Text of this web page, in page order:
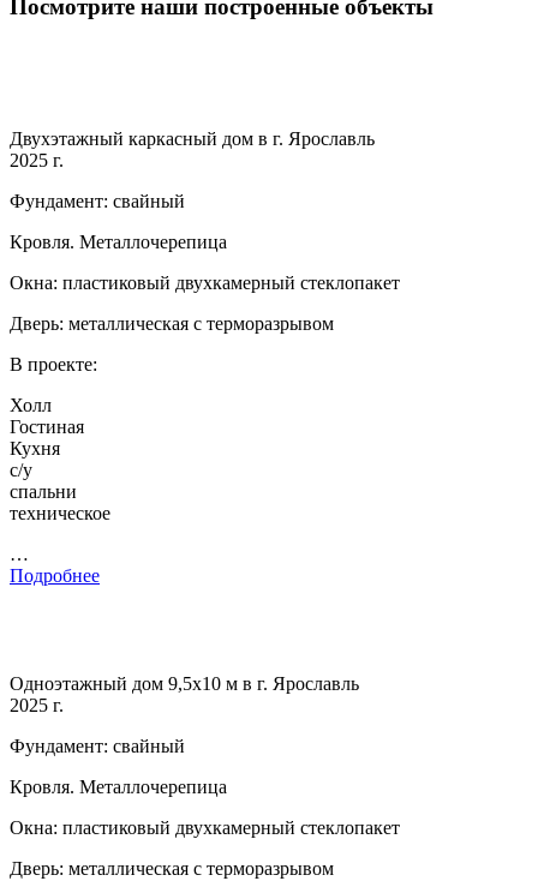
Посмотрите наши построенные объекты
Двухэтажный каркасный дом в г. Ярославль
2025 г.
Фундамент: свайный
Кровля. Металлочерепица
Окна: пластиковый двухкамерный стеклопакет
Дверь: металлическая с терморазрывом
В проекте:
Холл
Гостиная
Кухня
с/у
спальни
техническое
…
Подробнее
Одноэтажный дом 9,5х10 м в г. Ярославль
2025 г.
Фундамент: свайный
Кровля. Металлочерепица
Окна: пластиковый двухкамерный стеклопакет
Дверь: металлическая с терморазрывом